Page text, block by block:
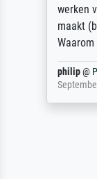
werken
maakt
philip@